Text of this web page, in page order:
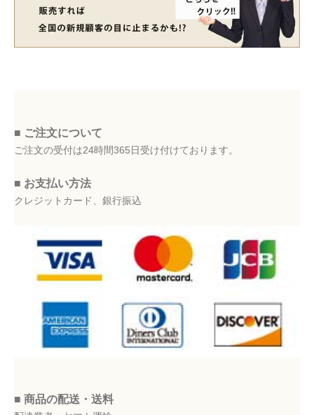
■ ご注文について
ご注文の受付は24時間365日受け付けております。
■ お支払い方法
クレジットカード、銀行振込
■ 商品の配送・送料